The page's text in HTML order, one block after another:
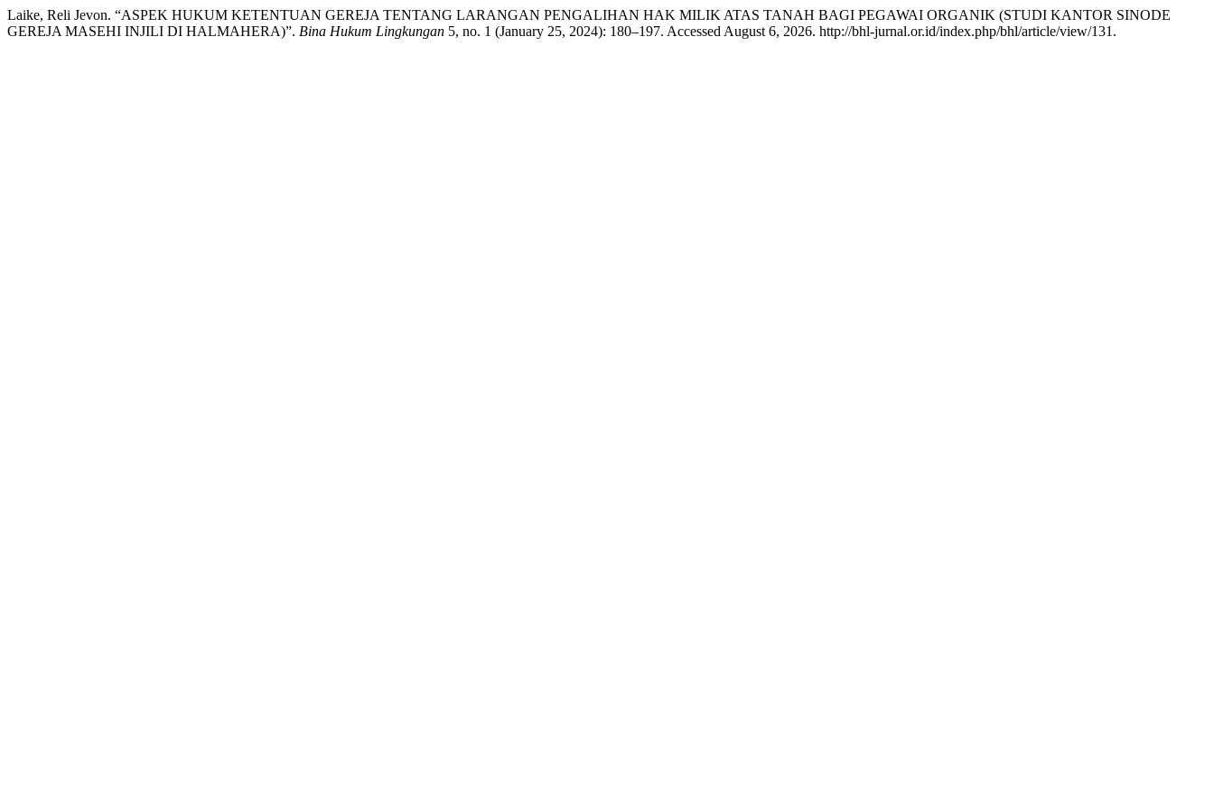
Laike, Reli Jevon. “ASPEK HUKUM KETENTUAN GEREJA TENTANG LARANGAN PENGALIHAN HAK MILIK ATAS TANAH BAGI PEGAWAI ORGANIK (STUDI KANTOR SINODE
GEREJA MASEHI INJILI DI HALMAHERA)”. Bina Hukum Lingkungan 5, no. 1 (January 25, 2024): 180–197. Accessed August 6, 2026. http://bhl-jurnal.or.id/index.php/bhl/article/view/131.